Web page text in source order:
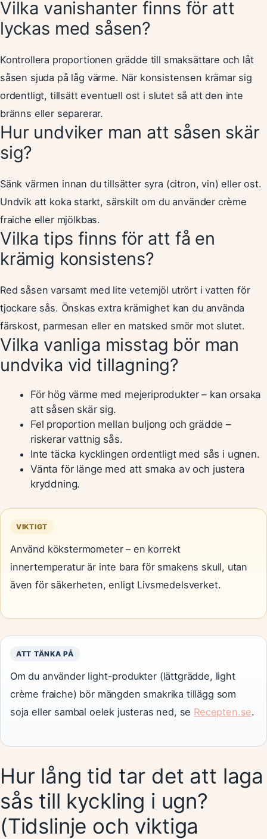
Vilka vanishanter finns för att
lyckas med såsen?
Kontrollera proportionen grädde till smaksättare och låt
såsen sjuda på låg värme. När konsistensen krämar sig
ordentligt, tillsätt eventuell ost i slutet så att den inte
bränns eller separerar.
Hur undviker man att såsen skär
sig?
Sänk värmen innan du tillsätter syra (citron, vin) eller ost.
Undvik att koka starkt, särskilt om du använder crème
fraiche eller mjölkbas.
Vilka tips finns för att få en
krämig konsistens?
Red såsen varsamt med lite vetemjöl utrört i vatten för
tjockare sås. Önskas extra krämighet kan du använda
färskost, parmesan eller en matsked smör mot slutet.
Vilka vanliga misstag bör man
undvika vid tillagning?
För hög värme med mejeriprodukter – kan orsaka
att såsen skär sig.
Fel proportion mellan buljong och grädde –
riskerar vattnig sås.
Inte täcka kycklingen ordentligt med sås i ugnen.
Vänta för länge med att smaka av och justera
kryddning.
VIKTIGT
Använd kökstermometer – en korrekt
innertemperatur är inte bara för smakens skull, utan
även för säkerheten, enligt Livsmedelsverket.
ATT TÄNKA PÅ
Om du använder light-produkter (lättgrädde, light
crème fraiche) bör mängden smakrika tillägg som
soja eller sambal oelek justeras ned, se Recepten.se.
Hur lång tid tar det att laga
sås till kyckling i ugn?
(Tidslinje och viktiga